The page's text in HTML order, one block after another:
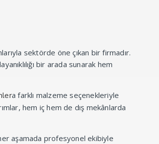
sektörde öne çıkan bir firmadır.
bir arada sunarak hem
a farklı malzeme seçenekleriyle
hem iç hem de dış mekânlarda
aşamada profesyonel ekibiyle